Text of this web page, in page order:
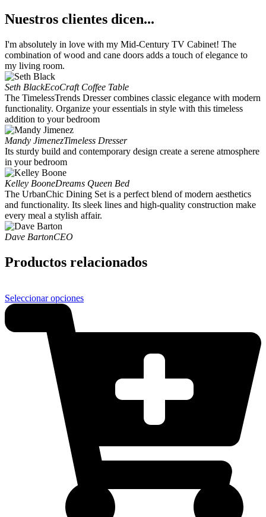
Nuestros clientes dicen...
I'm absolutely in love with my Mid-Century TV Cabinet! The
combination of wood and cane doors adds a touch of elegance to
my living room.
Seth BlackEcoCraft Coffee Table
The TimelessTrends Dresser combines classic elegance with modern
functionality. Organize your essentials in style with this timeless
addition to your bedroom
Mandy JimenezTimeless Dresser
Its sturdy build and contemporary design create a serene atmosphere
in your bedroom
Kelley BooneDreams Queen Bed
The UrbanChic Dining Set is a perfect blend of modern aesthetics
and functionality. Its sleek lines and high-quality construction make
every meal a stylish affair.
Dave BartonCEO
Productos relacionados
Seleccionar opciones